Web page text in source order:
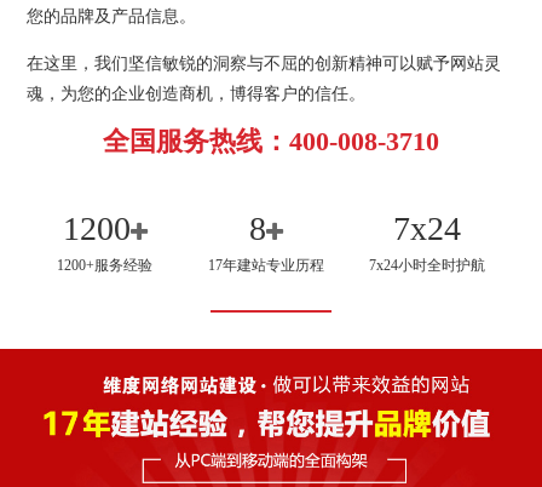
您的品牌及产品信息。
在这里，我们坚信敏锐的洞察与不屈的创新精神可以赋予网站灵
魂，为您的企业创造商机，博得客户的信任。
全国服务热线：400-008-3710
1200
1200+服务经验
8
17年建站专业历程
7x24
7x24小时全时护航